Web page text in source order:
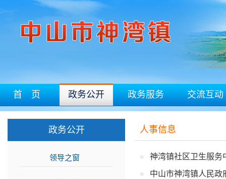
首 页 政务公开 政务服务 交流互动
政务公开
领导之窗
人事信息
神湾镇社区卫生服务
中山市神湾镇人民政